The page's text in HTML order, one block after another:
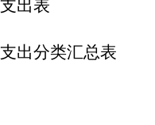
出表
出分类汇总表